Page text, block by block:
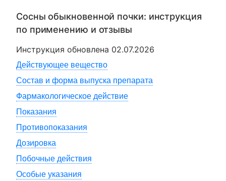
Сосны обыкновенной почки: инструкция
по применению и отзывы
Инструкция обновлена 02.07.2026
Действующее вещество
Состав и форма выпуска препарата
Фармакологическое действие
Показания
Противопоказания
Дозировка
Побочные действия
Особые указания